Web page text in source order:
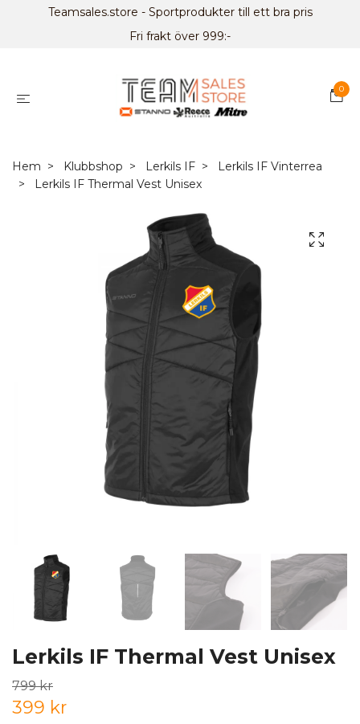
Teamsales.store - Sportprodukter till ett bra pris
Fri frakt över 999:-
0
Hem Klubbshop Lerkils IF
Lerkils IF Vinterrea
Lerkils IF Thermal Vest Unisex
Lerkils IF Thermal Vest Unisex
799 kr
399 kr